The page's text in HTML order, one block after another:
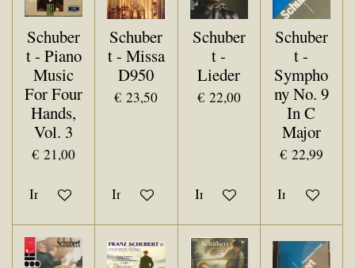
Schuber
t - Piano
Music
For Four
Hands,
Vol. 3
€ 21,00
In winkelwagen
Schuber
t - Missa
D950
€ 23,50
In winkelwagen
Schuber
t -
Lieder
€ 22,00
In winkelwagen
Schuber
t -
Sympho
ny No. 9
In C
Major
€ 22,99
In